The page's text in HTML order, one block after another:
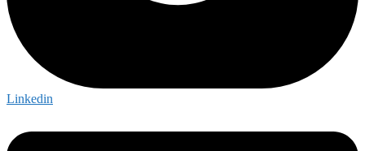
Linkedin